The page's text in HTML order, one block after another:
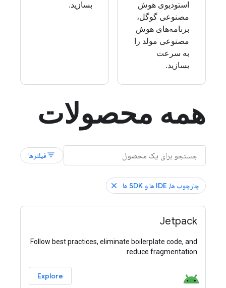
استودیوی هوش
مصنوعی گوگل،
برنامه‌های هوش
مصنوعی مولد را
به سرعت
بسازید.
بسازید.
همه محصولات
filter_listفیلترها
چارچوب ها، IDE ها و SDK ها
Jetpack
Follow best practices, eliminate boilerplate code, and
reduce fragmentation
Explore